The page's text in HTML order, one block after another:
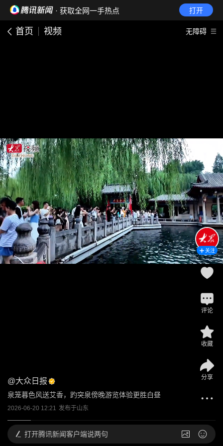
· 获取全网一手热点 打开
首页 视频 无障碍
@大众日报
泉笼暮色风送艾香，趵突泉傍晚游览体验更胜白昼
2026-06-20 12:21 发布于山东
关注
评论
收藏
分享
打开腾讯新闻客户端说两句